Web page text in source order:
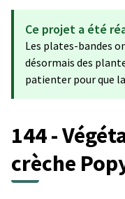
Ce projet a été
Les plates-bandes
désormais des
patienter pour que
144 -
crèche